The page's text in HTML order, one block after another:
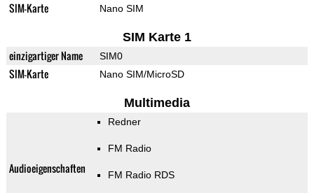
SIM-Karte Nano SIM
SIM Karte 1
einzigartiger Name SIM0
SIM-Karte Nano SIM/MicroSD
Multimedia
Audioeigenschaften
Redner
FM Radio
FM Radio RDS